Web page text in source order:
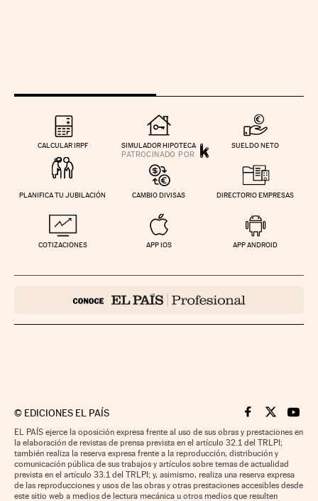
CALCULAR IRPF SIMULADOR HIPOTECA SUELDO NETO
PLANIFICA TU JUBILACIÓN CAMBIO DIVISAS DIRECTORIO EMPRESAS
COTIZACIONES APP IOS APP ANDROID
© EDICIONES EL PAÍS Cinco Días en
Cinco Días
Cinco
EL PAÍS ejerce la oposición expresa frente al uso de sus obras y prestaciones en
la elaboración de revistas de prensa prevista en el artículo 32.1 del TRLPI;
también realiza la reserva expresa frente a la reproducción, distribución y
comunicación pública de sus trabajos y artículos sobre temas de actualidad
prevista en el artículo 33.1 del TRLPI; y, asimismo, realiza una reserva expresa
de las reproducciones y usos de las obras y otras prestaciones accesibles desde
este sitio web a medios de lectura mecánica u otros medios que resulten